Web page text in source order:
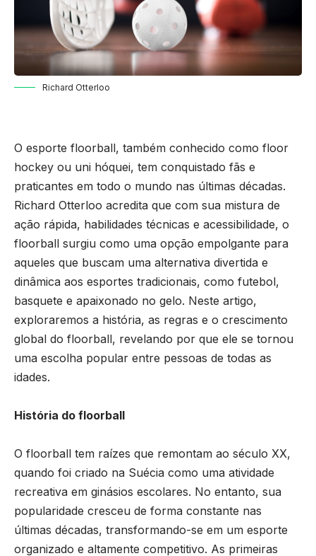
Richard Otterloo
O esporte floorball, também conhecido como floor
hockey ou uni hóquei, tem conquistado fãs e
praticantes em todo o mundo nas últimas décadas.
Richard Otterloo acredita que com sua mistura de
ação rápida, habilidades técnicas e acessibilidade, o
floorball surgiu como uma opção empolgante para
aqueles que buscam uma alternativa divertida e
dinâmica aos esportes tradicionais, como futebol,
basquete e apaixonado no gelo. Neste artigo,
exploraremos a história, as regras e o crescimento
global do floorball, revelando por que ele se tornou
uma escolha popular entre pessoas de todas as
idades.
História do floorball
O floorball tem raízes que remontam ao século XX,
quando foi criado na Suécia como uma atividade
recreativa em ginásios escolares. No entanto, sua
popularidade cresceu de forma constante nas
últimas décadas, transformando-se em um esporte
organizado e altamente competitivo. As primeiras